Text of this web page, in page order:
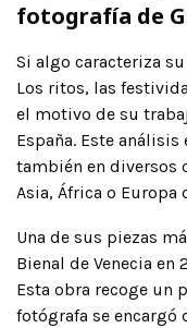
fotografía de
Si algo caracteriza
Los ritos, las
el motivo de su
España. Este
también en diversos
Asia, África o Europa
Una de sus piezas
Bienal de Venecia en
Esta obra recoge un
fotógrafa se